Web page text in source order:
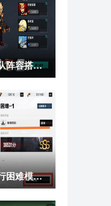
《赛尔计划》艾尼塔火队阵容搭配及推图思路攻略
《战双帕弥什》光辉同行困难模式SSS通关攻略